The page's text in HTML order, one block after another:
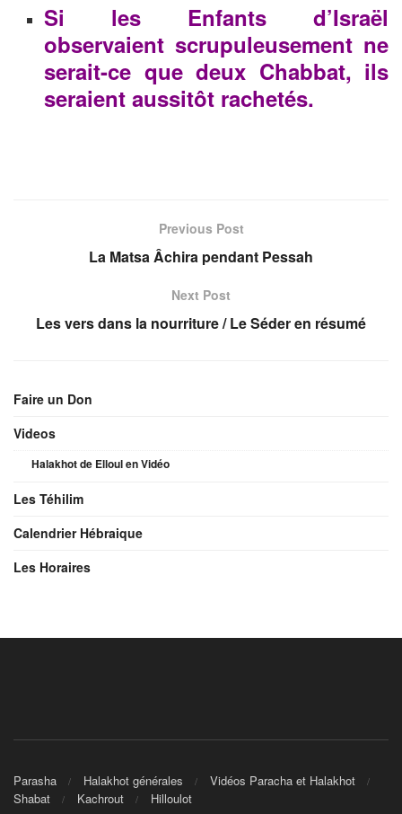
Si les Enfants d’Israël
observaient scrupuleusement ne
serait-ce que deux Chabbat, ils
seraient aussitôt rachetés.
Previous Post
La Matsa Âchira pendant Pessah
Next Post
Les vers dans la nourriture / Le Séder en résumé
Faire un Don
Videos
Halakhot de Elloul en Vidéo
Les Téhilim
Calendrier Hébraique
Les Horaires
Parasha Halakhot générales
Vidéos Paracha et Halakhot
Shabat
Kachrout Hilloulot